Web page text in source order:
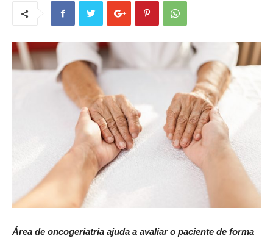
Área de oncogeriatria ajuda a avaliar o paciente de forma